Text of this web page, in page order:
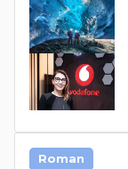
Roman